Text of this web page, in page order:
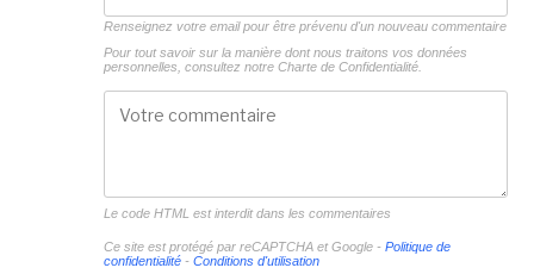
Renseignez votre email pour être prévenu d'un nouveau commentaire
Pour tout savoir sur la manière dont nous traitons vos données
personnelles, consultez notre Charte de Confidentialité.
Le code HTML est interdit dans les commentaires
Ce site est protégé par reCAPTCHA et Google - Politique de
confidentialité- Conditions d'utilisation